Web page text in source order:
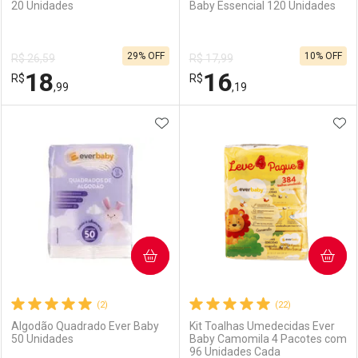
Comprar sem Desconto
Por R$ 33,19/cada
Comprar sem Desconto
Por R$ 33,19/cada
Comprar sem Desconto
Por R$ 33,19/cada
Comprar sem Desconto
Por R$ 33,19/cada
20 Unidades
R$ 26,59
R$18,99
29% OFF
Laboratório
Por Menos
Baby Essencial 120 Unidades
R$ 17,99
R$16,19
10% OFF
Laboratório
Por Menos
(2)
Algodão Quadrado Ever Baby
50 Unidades
ADICIONAR AOS FAVORITOS
COMPRAR
(22)
Kit Toalhas Umedecidas Ever
Baby Camomila 4 Pacotes com
96 Unidades Cada
COMPRAR